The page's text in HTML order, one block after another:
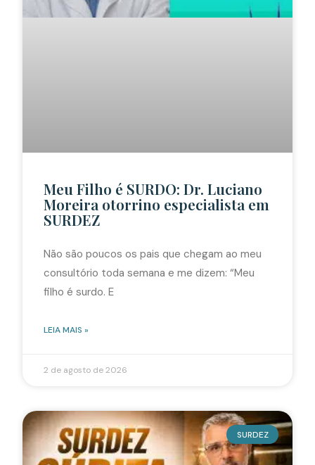
Meu Filho é SURDO: Dr. Luciano
Moreira otorrino especialista em
SURDEZ
Não são poucos os pais que chegam ao meu
consultório toda semana e me dizem: “Meu
filho é surdo. E
LEIA MAIS »
2 de agosto de 2026
SURDEZ